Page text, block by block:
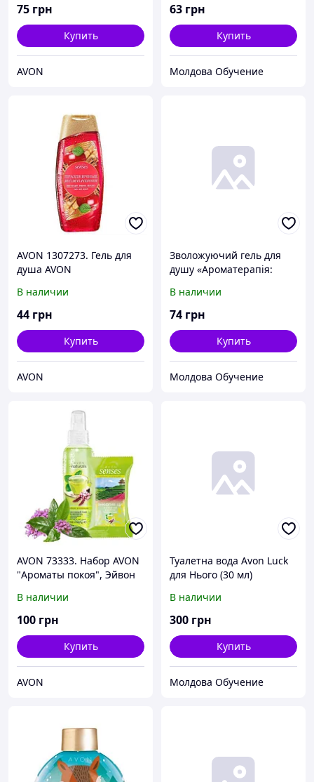
75 грн
Купить
AVON
63 грн
Купить
Молдова Обучение
AVON 1307273. Гель для
душа AVON
пожелания. Радостное
зимнее яблоко», 250 мл.
Эйвон 1307273.
В наличии
44 грн
Купить
AVON
Зволожуючий гель для
душу «Ароматерапія:
В наличии
74 грн
Купить
Молдова Обучение
AVON 73333. Набор AVON
"Ароматы покоя", Эйвон
В наличии
100 грн
Купить
AVON
Туалетна вода Avon Luck
для Нього (30 мл)
В наличии
300 грн
Купить
Молдова Обучение